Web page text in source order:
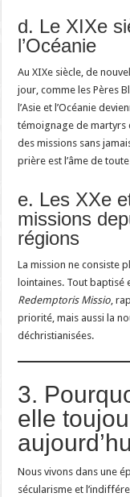
d. Le XIXe
l’Océanie
Au XIXe siècle, de
jour, comme les Pères
l’Asie et l’Océanie
témoignage de martyrs
des missions sans
prière est l’âme de
e. Les XXe
missions
régions
La mission ne consiste
lointaines. Tout baptisé
Redemptoris Missio,
priorité, mais aussi la
déchristianisées.
3.
elle
Nous vivons dans une
sécularisme et